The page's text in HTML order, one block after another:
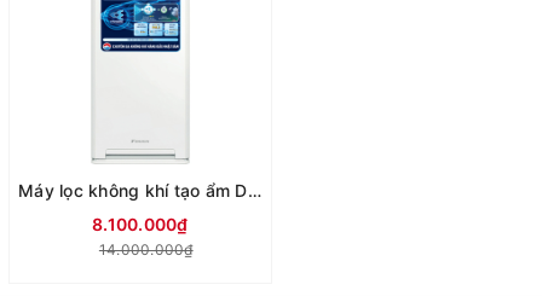
Máy lọc không khí tạo ẩm Daikin MCK55TVM6
8.100.000₫
14.000.000₫